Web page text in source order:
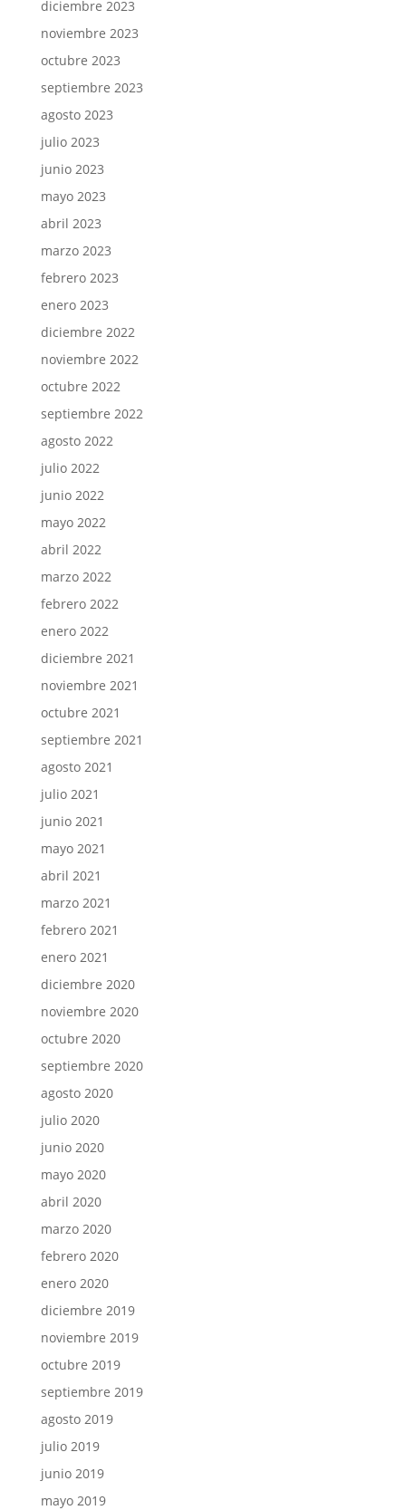
diciembre 2023
noviembre 2023
octubre 2023
septiembre 2023
agosto 2023
julio 2023
junio 2023
mayo 2023
abril 2023
marzo 2023
febrero 2023
enero 2023
diciembre 2022
noviembre 2022
octubre 2022
septiembre 2022
agosto 2022
julio 2022
junio 2022
mayo 2022
abril 2022
marzo 2022
febrero 2022
enero 2022
diciembre 2021
noviembre 2021
octubre 2021
septiembre 2021
agosto 2021
julio 2021
junio 2021
mayo 2021
abril 2021
marzo 2021
febrero 2021
enero 2021
diciembre 2020
noviembre 2020
octubre 2020
septiembre 2020
agosto 2020
julio 2020
junio 2020
mayo 2020
abril 2020
marzo 2020
febrero 2020
enero 2020
diciembre 2019
noviembre 2019
octubre 2019
septiembre 2019
agosto 2019
julio 2019
junio 2019
mayo 2019